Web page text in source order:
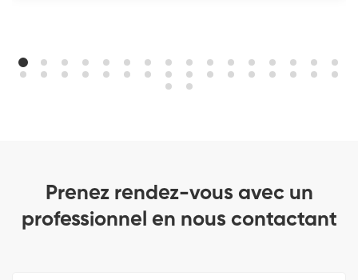
Prenez rendez-vous avec un
professionnel en nous contactant